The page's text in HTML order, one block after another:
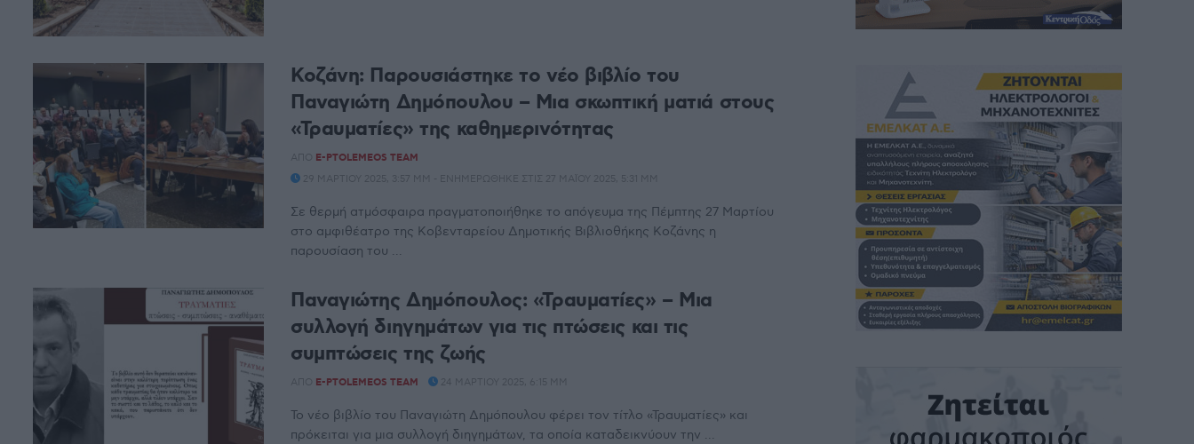
Κοζάνη: Παρουσιάστηκε το νέο βιβλίο του
Παναγιώτη Δημόπουλου – Μια σκωπτική ματιά στους
«Τραυματίες» της καθημερινότητας
ΑΠΌ E-PTOLEMEOS TEAM
29 ΜΑΡΤΊΟΥ 2025, 3:57 ΜΜ - ΕΝΗΜΕΡΏΘΗΚΕ ΣΤΙΣ 27 ΜΑΪ́ΟΥ 2025, 5:31 ΜΜ
Σε θερμή ατμόσφαιρα πραγματοποιήθηκε το απόγευμα της Πέμπτης 27 Μαρτίου
στο αμφιθέατρο της Κοβενταρείου Δημοτικής Βιβλιοθήκης Κοζάνης η
παρουσίαση του ...
Παναγιώτης Δημόπουλος: «Τραυματίες» – Μια
συλλογή διηγημάτων για τις πτώσεις και τις
συμπτώσεις της ζωής
ΑΠΌ E-PTOLEMEOS TEAM 24 ΜΑΡΤΊΟΥ 2025, 6:15 ΜΜ
Το νέο βιβλίο του Παναγιώτη Δημόπουλου φέρει τον τίτλο «Τραυματίες» και
πρόκειται για μια συλλογή διηγημάτων, τα οποία καταδεικνύουν την ...